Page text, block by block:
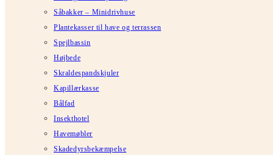
Såbakker – Minidrivhuse
Plantekasser til have og terrassen
Spejlbassin
Højbede
Skraldespandskjuler
Kapillærkasse
Bålfad
Insekthotel
Havemøbler
Skadedyrsbekæmpelse